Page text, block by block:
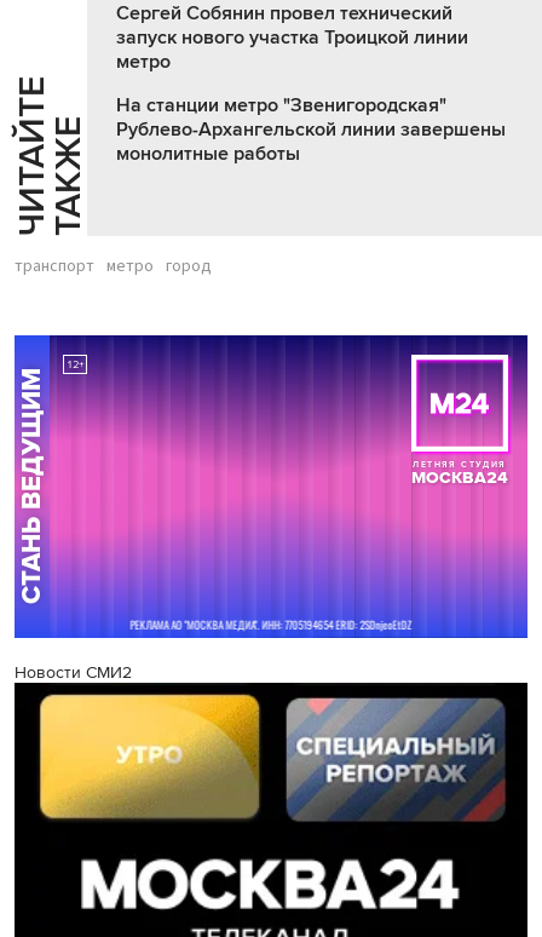
Ч
И
Т
АЙ
Т
Е
Т
А
К
ЖЕ
Сергей Собянин провел технический
запуск нового участка Троицкой линии
метро
На станции метро "Звенигородская"
Рублево-Архангельской линии завершены
монолитные работы
транспорт метро город
Новости СМИ2